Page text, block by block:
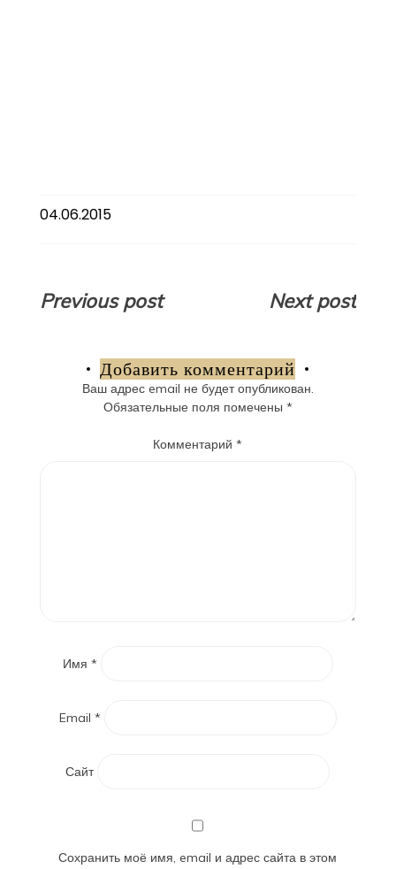
04.06.2015
Навигация
записям
Previous post Next post
Добавить комментарий
Ваш адрес email не будет опубликован.
Обязательные поля помечены *
Комментарий*
Имя *
Email *
Сайт
Сохранить моё имя, email и адрес сайта в этом